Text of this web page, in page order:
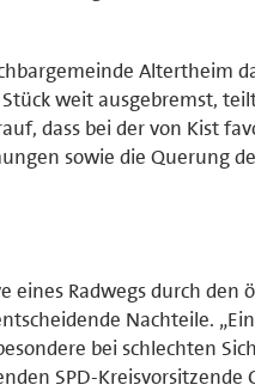
Altertheim
weit ausgebremst,
dass bei der von Kist
sowie die Querung
eines Radwegs durch den
Nachteile.
bei schlechten
SPD-Kreisvorsitzende